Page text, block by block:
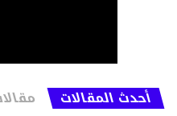
أحدث المقالات